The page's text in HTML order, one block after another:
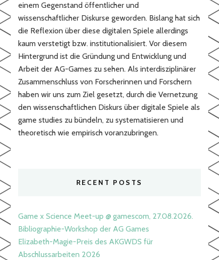
einem Gegenstand öffentlicher und
wissenschaftlicher Diskurse geworden. Bislang hat sich
die Reflexion über diese digitalen Spiele allerdings
kaum verstetigt bzw. institutionalisiert. Vor diesem
Hintergrund ist die Gründung und Entwicklung und
Arbeit der AG-Games zu sehen. Als interdisziplinärer
Zusammenschluss von Forscherinnen und Forschern
haben wir uns zum Ziel gesetzt, durch die Vernetzung
den wissenschaftlichen Diskurs über digitale Spiele als
game studies zu bündeln, zu systematisieren und
theoretisch wie empirisch voranzubringen.
RECENT POSTS
Game x Science Meet-up @ gamescom, 27.08.2026.
Bibliographie-Workshop der AG Games
Elizabeth-Magie-Preis des AKGWDS für
Abschlussarbeiten 2026